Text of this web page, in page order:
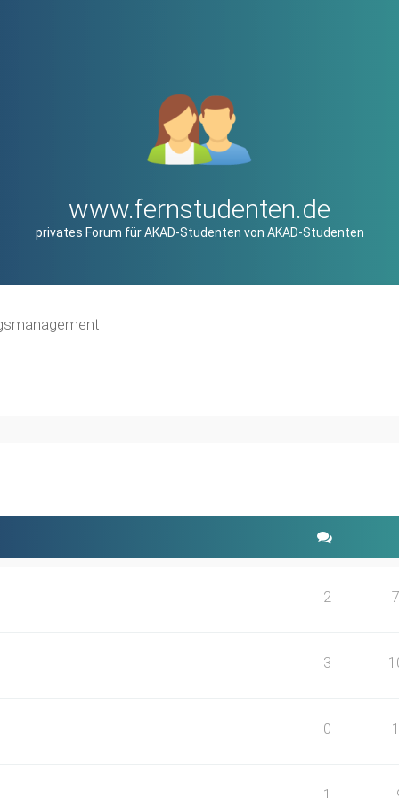
www.fernstudenten.de
privates Forum für AKAD-Studenten von AKAD-Studenten
2
3
0
1